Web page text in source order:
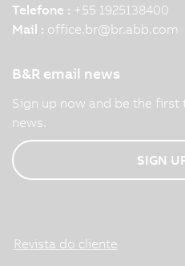
Telefone : +55 1925138400
Mail : office.br@br.abb.com
B&R email news
Sign up now and be the
news.
SIGN
Revista do cliente